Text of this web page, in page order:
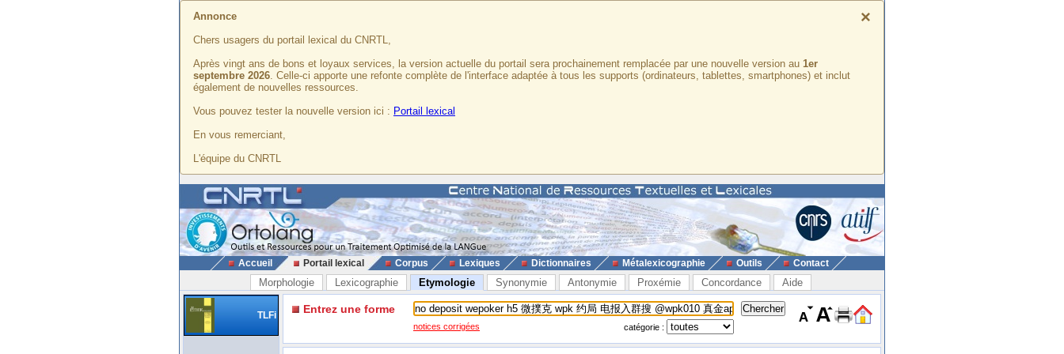
×
Annonce
Chers usagers du portail lexical du CNRTL,
Après vingt ans de bons et loyaux services, la version actuelle du portail sera prochainement remplacée par une nouvelle version au 1er
septembre 2026. Celle-ci apporte une refonte complète de l'interface adaptée à tous les supports (ordinateurs, tablettes, smartphones) et inclut
également de nouvelles ressources.
Vous pouvez tester la nouvelle version ici : Portail lexical
En vous remerciant,
L'équipe du CNRTL
Accueil Portail lexical Corpus Lexiques Dictionnaires Métalexicographie Outils Contact
Morphologie Lexicographie Etymologie Synonymie Antonymie Proxémie Concordance Aide
TLFi Entrez une forme
notices corrigées catégorie :